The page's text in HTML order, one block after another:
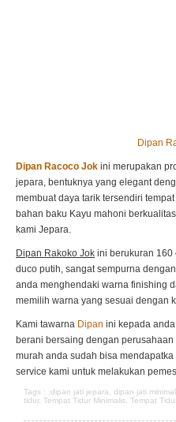
Dipan
Dipan Racoco Jok ini merupakan
jepara, bentuknya yang elegant
membuat daya tarik tersendiri
bahan baku Kayu mahoni
kami Jepara.
Dipan Rakoko Jok ini berukuran 160
duco putih, sangat sempurna
anda menghendaki warna finishing
memilih warna yang sesuai dengan
Kami tawarna Dipan ini kepada
berani bersaing dengan
murah anda sudah bisa
service kami untuk melakukan
Tags : , dipan jati jepara dipan jati
tidur, Tempat Tidur Minimalis Tempat